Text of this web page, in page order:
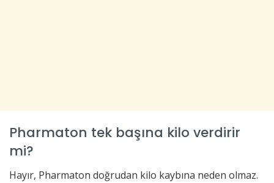
Pharmaton tek başına kilo verdirir
mi?
Hayır, Pharmaton doğrudan kilo kaybına neden olmaz.